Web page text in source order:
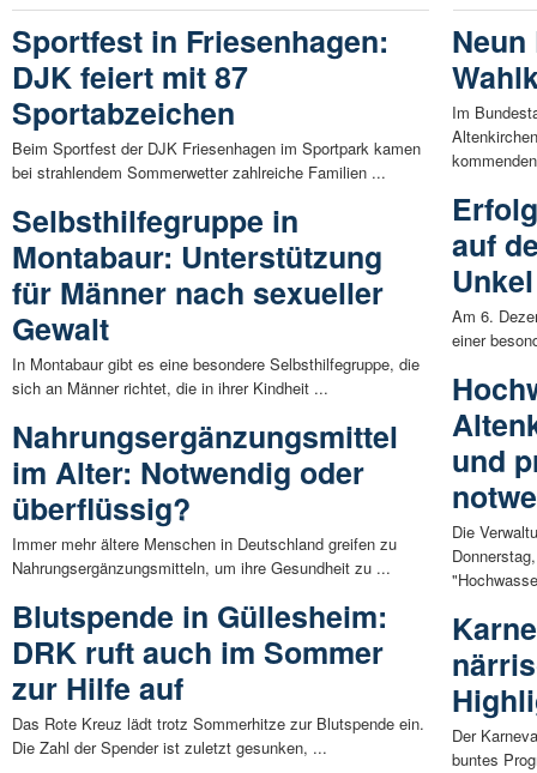
Sportfest in Friesenhagen:
DJK feiert mit 87
Sportabzeichen
Beim Sportfest der DJK Friesenhagen im Sportpark kamen
bei strahlendem Sommerwetter zahlreiche Familien ...
Selbsthilfegruppe in
Montabaur: Unterstützung
für Männer nach sexueller
Gewalt
In Montabaur gibt es eine besondere Selbsthilfegruppe, die
sich an Männer richtet, die in ihrer Kindheit ...
Nahrungsergänzungsmittel
im Alter: Notwendig oder
überflüssig?
Immer mehr ältere Menschen in Deutschland greifen zu
Nahrungsergänzungsmitteln, um ihre Gesundheit zu ...
Blutspende in Güllesheim:
DRK ruft auch im Sommer
zur Hilfe auf
Das Rote Kreuz lädt trotz Sommerhitze zur Blutspende ein.
Die Zahl der Spender ist zuletzt gesunken, ...
Im
auf
Unkel
Am 6.
einer
und
Die
Der
buntes